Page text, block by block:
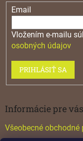
Email
Vložením e-mailu
osobných údajov
PRIHLÁSIŤ SA
Informácie pre vás
Všeobecné obchodné